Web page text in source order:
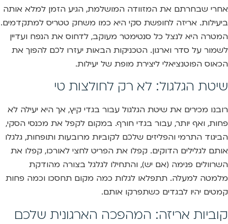
אחרי שבחרתם את המזוודה המושלמת, הגיע הזמן למלא אותה
ביעילות. אריזה לחופשת סקי היא כמו משחק טטריס למתקדמים.
המטרה היא לנצל כל סנטימטר מעוקב, לדחוס את הנפח ועדיין
לשמור על סדר וארגון. הטכניקות הבאות יעזרו לכם להפוך את
הכאוס הפוטנציאלי ליצירת מופת של יעילות.
שיטת הגלגול: לא רק לחולצות טי
רובנו מכירים את שיטת הגלגול עבור בגדי קיץ, אך היא יעילה לא
פחות, ואף יותר, עבור בגדי חורף. במקום לקפל את מכנסי הסקי,
הביגוד התרמי והפליזים שלכם לקוביות מרובעות ותופחות, גלגלו
אותם לגלילים הדוקים. קפלו את הפריט לחצי לאורכו, קפלו את
השרוולים פנימה (אם יש), והתחילו לגלגל בצורה מהודקת
מלמטה למעלה. תתפלאו לגלות כמה מקום תחסכו וכמה פחות
קמטים יהיו לבגדים כשתפרקו אותם.
קוביות אריזה: המהפכה הארגונית שלכם